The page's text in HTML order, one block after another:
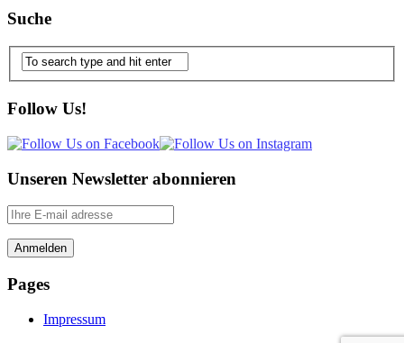
Suche
Follow Us!
Unseren Newsletter abonnieren
Pages
Impressum